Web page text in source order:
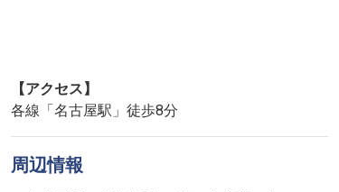
【アクセス】
各線「名古屋駅」徒歩8分
周辺情報